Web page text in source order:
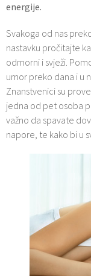
energije.
Svakoga od nas
nastavku pročitajte
odmorni i svježi.
umor preko dana i u
Znanstvenici su
jedna od pet osoba
važno da spavate
napore, te kako bi u